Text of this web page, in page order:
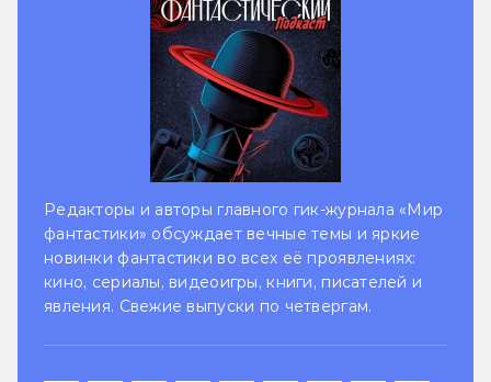
Редакторы и авторы главного гик-журнала «Мир
фантастики» обсуждает вечные темы и яркие
новинки фантастики во всех её проявлениях:
кино, сериалы, видеоигры, книги, писателей и
явления. Свежие выпуски по четвергам.